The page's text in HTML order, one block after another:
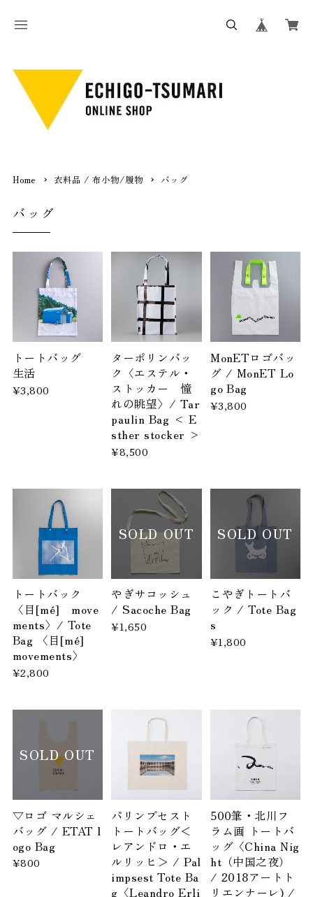
Home 衣料品 / 布小物/履物 バッグ
バッグ
トートバッグ
生活
¥3,800
ターポリンバッ
ク〈エステル・
ストッカー 憧
れの眺望〉/ Tar
paulin Bag < E
sther stocker >
¥8,500
MonETロゴバッ
グ / MonET Lo
go Bag
¥3,800
トートバック
〈目[mé] move
ments〉/ Tote
Bag 〈目[mé]
movements〉
¥2,800
SOLD OUT
やぎサコッシュ
/ Sacoche Bag
¥1,650
SOLD OUT
こやぎトートバ
ック / Tote Bag
s
¥1,800
SOLD OUT
▽ロゴ マルシェ
バッグ / ETAT l
ogo Bag
¥800
パリンプセスト
トートバッグ＜
レアンドロ・エ
ルリッヒ＞ / Pal
impsest Tote Ba
g〈Leandro Erli
500筆・北川フ
ラム画 トートバ
ッグ〈China Nig
ht（中国之夜）
/ 2018アートト
リエンナーレ) /